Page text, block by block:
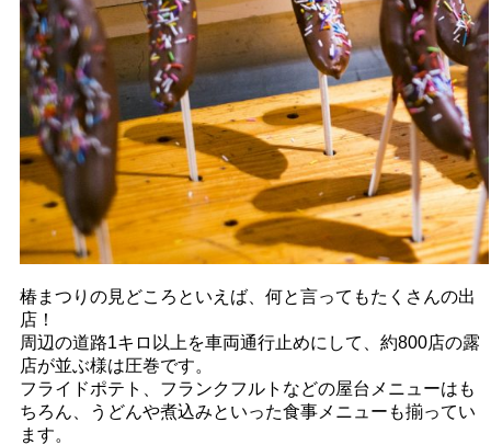
椿まつりの見どころといえば、何と言ってもたくさんの出
店！
周辺の道路1キロ以上を車両通行止めにして、約800店の露
店が並ぶ様は圧巻です。
フライドポテト、フランクフルトなどの屋台メニューはも
ちろん、うどんや煮込みといった食事メニューも揃ってい
ます。